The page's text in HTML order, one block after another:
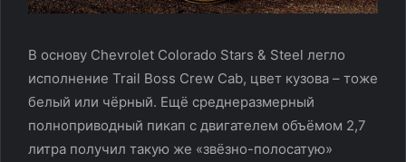
В основу Chevrolet Colorado Stars & Steel легло
исполнение Trail Boss Crew Cab, цвет кузова – тоже
белый или чёрный. Ещё среднеразмерный
полноприводный пикап с двигателем объёмом 2,7
литра получил такую же «звёзно-полосатую»